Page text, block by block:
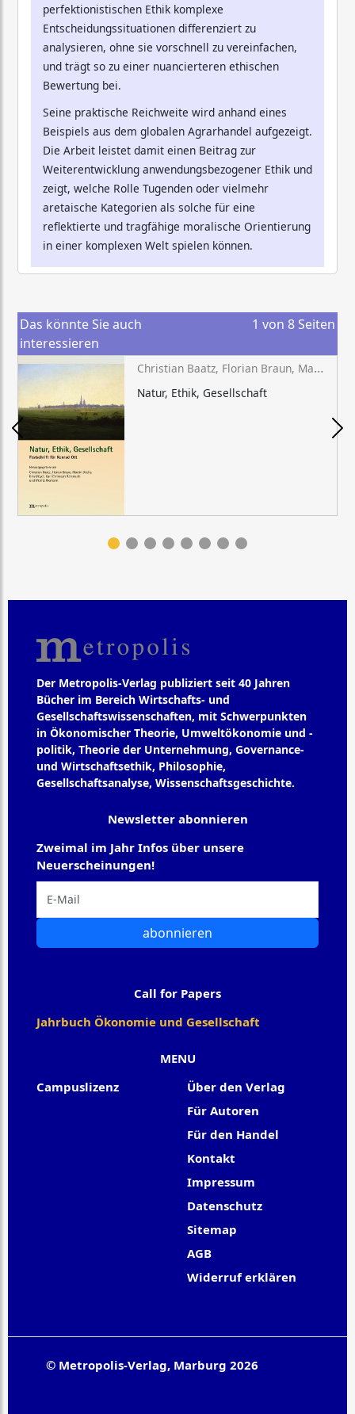
perfektionistischen Ethik komplexe
Entscheidungssituationen differenziert zu
analysieren, ohne sie vorschnell zu vereinfachen,
und trägt so zu einer nuancierteren ethischen
Bewertung bei.
Seine praktische Reichweite wird anhand eines
Beispiels aus dem globalen Agrarhandel aufgezeigt.
Die Arbeit leistet damit einen Beitrag zur
Weiterentwicklung anwendungsbezogener Ethik und
zeigt, welche Rolle Tugenden oder vielmehr
aretaische Kategorien als solche für eine
reflektierte und tragfähige moralische Orientierung
in einer komplexen Welt spielen können.
Das könnte Sie auch
interessieren
1 von 8 Seiten
Christian Baatz, Florian Braun, Martin Düchs, Kira Meyer, Karl Christoph Reinmuth, Moritz Riemann (Hg.)
Natur, Ethik, Gesellschaft
Der Metropolis-Verlag publiziert seit 40 Jahren
Bücher im Bereich Wirtschafts- und
Gesellschaftswissenschaften, mit Schwerpunkten
in Ökonomischer Theorie, Umweltökonomie und -
politik, Theorie der Unternehmung, Governance-
und Wirtschaftsethik, Philosophie,
Gesellschaftsanalyse, Wissenschaftsgeschichte.
MENU
Campuslizenz
Über den Verlag
Für Autoren
Für den Handel
Kontakt
Impressum
Datenschutz
Sitemap
AGB
Widerruf erklären
Newsletter abonnieren
Zweimal im Jahr Infos über unsere
Neuerscheinungen!
abonnieren
Call for Papers
Jahrbuch Ökonomie und Gesellschaft
© Metropolis-Verlag, Marburg 2026